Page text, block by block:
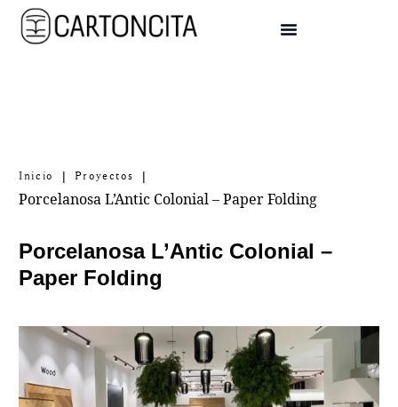
Inicio | Proyectos |
Porcelanosa L’Antic Colonial – Paper Folding
Porcelanosa L’Antic Colonial –
Paper Folding